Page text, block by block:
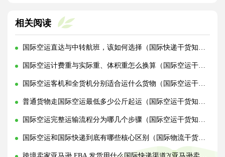
相关阅读
国际空运直达与中转航班，该如何选择（国际快递干货知识分享）
国际空运计费重与实际重、体积重怎么换算（国际空运干货知识分享）
国际空运客机和全货机分别适合运什么货物（国际空运干货知识分享）
普通货物走国际空运最低多少公斤起运（国际空运干货知识分享）
国际空运完整运输流程分为哪几个步骤（国际空运干货知识分享）
国际空运和国际快递到底有哪些核心区别（国际物流干货知识分享）